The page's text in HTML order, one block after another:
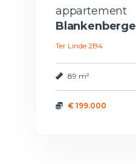
appartement
Blankenberge
Ter Linde 2B4
89 m²
€ 199.000